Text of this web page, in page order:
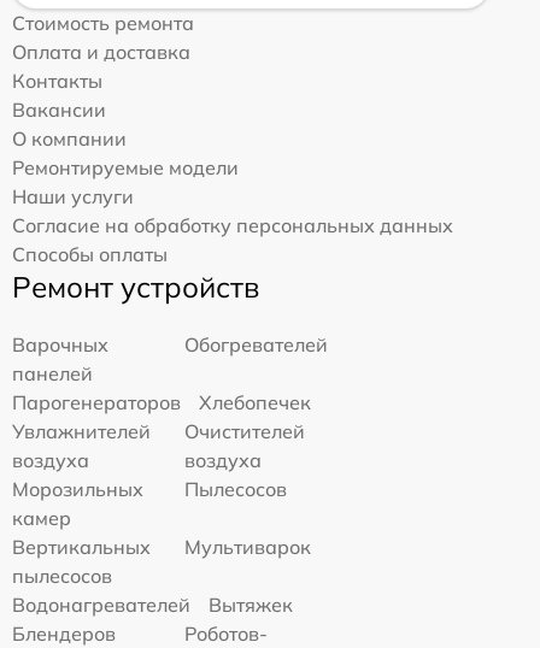
Стоимость ремонта
Оплата и доставка
Контакты
Вакансии
О компании
Ремонтируемые модели
Наши услуги
Согласие на обработку персональных данных
Способы оплаты
Ремонт устройств
Варочных
панелей
Обогревателей
Парогенераторов
Хлебопечек
Увлажнителей
воздуха
Очистителей
воздуха
Морозильных
камер
Пылесосов
Вертикальных
пылесосов
Мультиварок
Водонагревателей
Вытяжек
Блендеров
Роботов-